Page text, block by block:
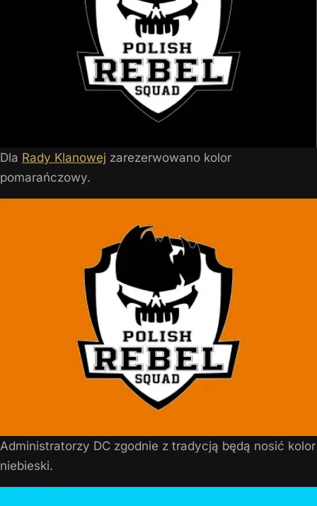
Dla Rady Klanowej zarezerwowano kolor
pomarańczowy.
Administratorzy DC zgodnie z tradycją będą nosić kolor
niebieski.